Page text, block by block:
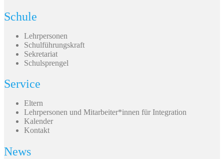
Schule
Lehrpersonen
Schulführungskraft
Sekretariat
Schulsprengel
Service
Eltern
Lehrpersonen und Mitarbeiter*innen für Integration
Kalender
Kontakt
News